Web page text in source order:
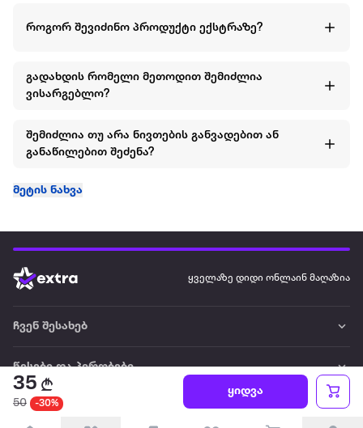
35
50 -30%
ყიდვა
როგორ შევიძინო პროდუქტი ექსტრაზე?
გადახდის რომელი მეთოდით შემიძლია
ვისარგებლო?
შემიძლია თუ არა ნივთების განვადებით ან
განაწილებით შეძენა?
მეტის ნახვა
ყველაზე დიდი ონლაინ მაღაზია
ჩვენ შესახებ
წესები და პირობები
პარტნიორებისთვის